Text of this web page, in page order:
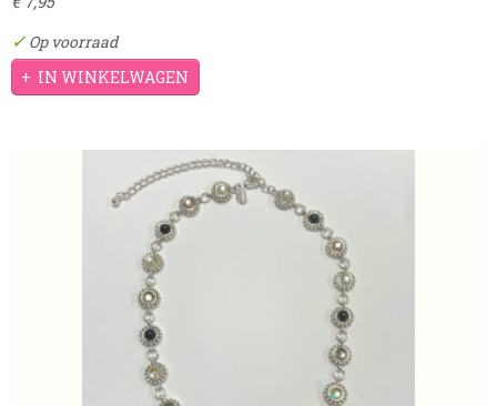
✓ Op voorraad
IN WINKELWAGEN